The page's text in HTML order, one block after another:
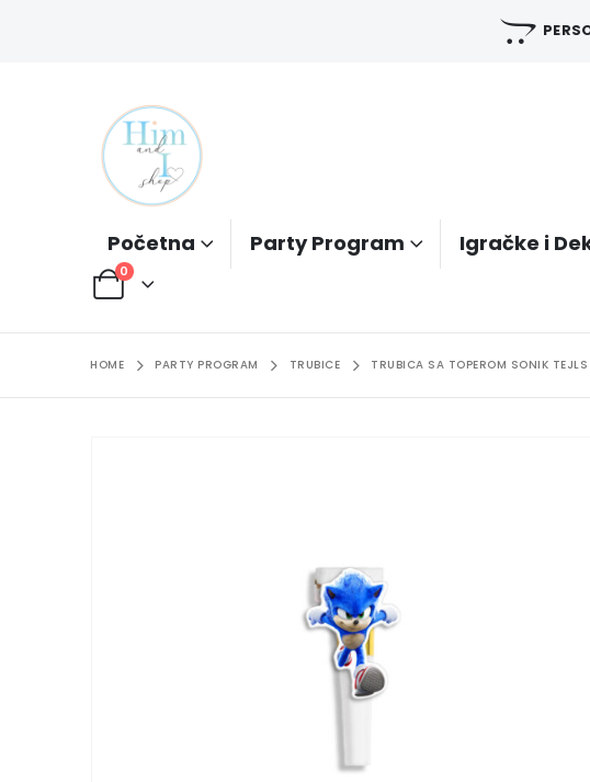
Početna Party Program Igračke i
0
HOME PARTY PROGRAM TRUBICE TRUBICA SA TOPEROM SONIK TEJLS